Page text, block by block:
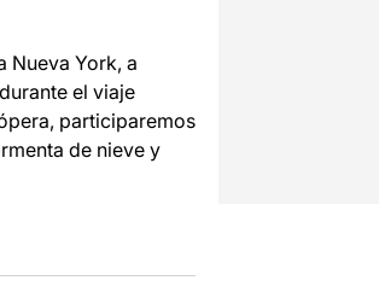
Nueva York, a
el viaje
participaremos
de nieve y